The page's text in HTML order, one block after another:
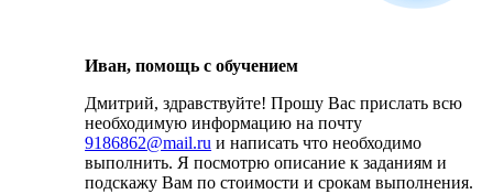
Иван, помощь с обучением
Дмитрий, здравствуйте! Прошу Вас прислать всю
необходимую информацию на почту
9186862@mail.ru и написать что необходимо
выполнить. Я посмотрю описание к заданиям и
подскажу Вам по стоимости и срокам выполнения.